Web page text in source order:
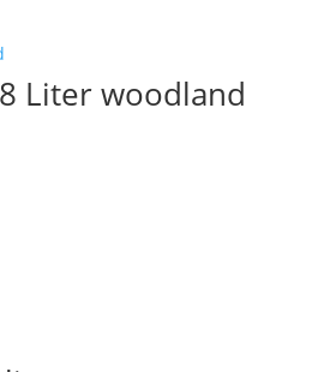
Liter woodland